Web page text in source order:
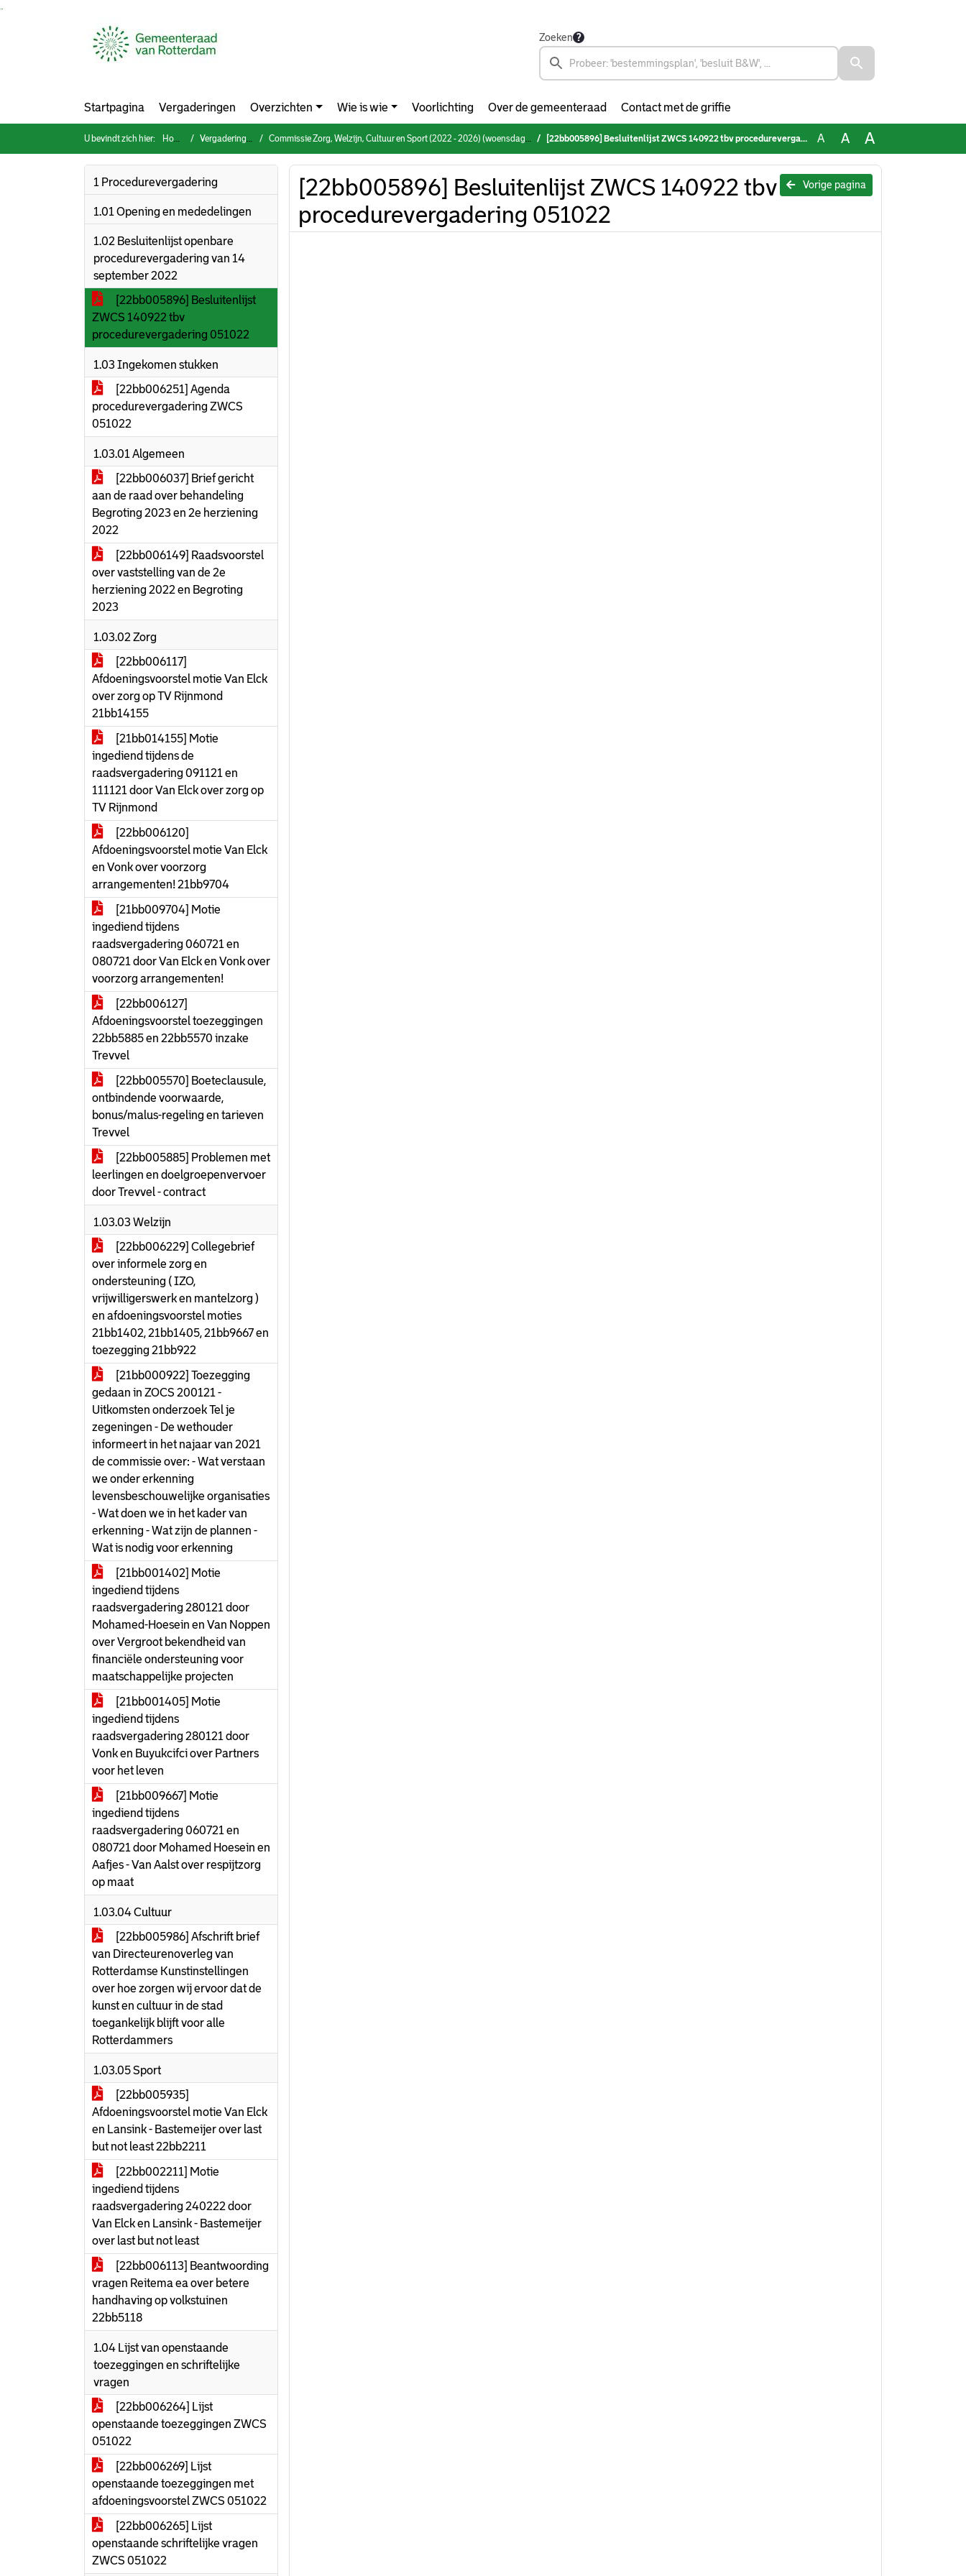
Zoeken
Startpagina Vergaderingen Overzichten Wie is wie Voorlichting Over de gemeenteraad Contact met de griffie
U bevindt zich hier: Home Vergaderingen Commissie Zorg, Welzijn, Cultuur en Sport (2022 - 2026) (woensdag 5 oktober 2022) [22bb005896] Besluitenlijst ZWCS 140922 tbv procedurevergadering 051022 A A A
1 Procedurevergadering
1.01 Opening en mededelingen
1.02 Besluitenlijst openbare
procedurevergadering van 14
september 2022
[22bb005896] Besluitenlijst
ZWCS 140922 tbv
procedurevergadering 051022
1.03 Ingekomen stukken
[22bb006251] Agenda
procedurevergadering ZWCS
051022
1.03.01 Algemeen
[22bb006037] Brief gericht
aan de raad over behandeling
Begroting 2023 en 2e herziening
2022
[22bb006149] Raadsvoorstel
over vaststelling van de 2e
herziening 2022 en Begroting
2023
1.03.02 Zorg
[22bb006117]
Afdoeningsvoorstel motie Van Elck
over zorg op TV Rijnmond
21bb14155
[21bb014155] Motie
ingediend tijdens de
raadsvergadering 091121 en
111121 door Van Elck over zorg op
TV Rijnmond
[22bb006120]
Afdoeningsvoorstel motie Van Elck
en Vonk over voorzorg
arrangementen! 21bb9704
[21bb009704] Motie
ingediend tijdens
raadsvergadering 060721 en
080721 door Van Elck en Vonk over
voorzorg arrangementen!
[22bb006127]
Afdoeningsvoorstel toezeggingen
22bb5885 en 22bb5570 inzake
Trevvel
[22bb005570] Boeteclausule,
ontbindende voorwaarde,
bonus/malus-regeling en tarieven
Trevvel
[22bb005885] Problemen met
leerlingen en doelgroepenvervoer
door Trevvel - contract
1.03.03 Welzijn
[22bb006229] Collegebrief
over informele zorg en
ondersteuning ( IZO,
vrijwilligerswerk en mantelzorg )
en afdoeningsvoorstel moties
21bb1402, 21bb1405, 21bb9667 en
toezegging 21bb922
[21bb000922] Toezegging
gedaan in ZOCS 200121 -
Uitkomsten onderzoek Tel je
zegeningen - De wethouder
informeert in het najaar van 2021
de commissie over: - Wat verstaan
we onder erkenning
levensbeschouwelijke organisaties
- Wat doen we in het kader van
erkenning - Wat zijn de plannen -
Wat is nodig voor erkenning
[21bb001402] Motie
ingediend tijdens
raadsvergadering 280121 door
Mohamed-Hoesein en Van Noppen
over Vergroot bekendheid van
financiële ondersteuning voor
maatschappelijke projecten
[21bb001405] Motie
ingediend tijdens
raadsvergadering 280121 door
Vonk en Buyukcifci over Partners
voor het leven
[21bb009667] Motie
ingediend tijdens
raadsvergadering 060721 en
080721 door Mohamed Hoesein en
Aafjes - Van Aalst over respijtzorg
op maat
1.03.04 Cultuur
[22bb005986] Afschrift brief
van Directeurenoverleg van
Rotterdamse Kunstinstellingen
over hoe zorgen wij ervoor dat de
kunst en cultuur in de stad
toegankelijk blijft voor alle
Rotterdammers
1.03.05 Sport
[22bb005935]
Afdoeningsvoorstel motie Van Elck
en Lansink - Bastemeijer over last
but not least 22bb2211
[22bb002211] Motie
ingediend tijdens
raadsvergadering 240222 door
Van Elck en Lansink - Bastemeijer
over last but not least
[22bb006113] Beantwoording
vragen Reitema ea over betere
handhaving op volkstuinen
22bb5118
1.04 Lijst van openstaande
toezeggingen en schriftelijke
vragen
[22bb006264] Lijst
openstaande toezeggingen ZWCS
051022
[22bb006269] Lijst
openstaande toezeggingen met
afdoeningsvoorstel ZWCS 051022
[22bb006265] Lijst
openstaande schriftelijke vragen
ZWCS 051022
Vorige pagina
[22bb005896] Besluitenlijst ZWCS 140922 tbv
procedurevergadering 051022